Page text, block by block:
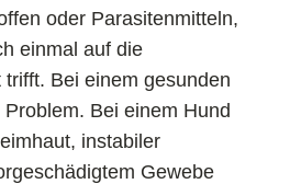
oder Parasitenmitteln,
einmal auf die
Bei einem gesunden
Bei einem Hund
instabiler
Gewebe